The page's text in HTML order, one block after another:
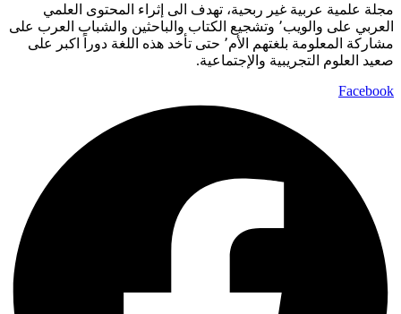
مجلة علمية عربية غير ربحية، تهدف الى إثراء المحتوى العلمي
العربي على والويب٬ وتشجيع الكتاب والباحثين والشباب العرب على
مشاركة المعلومة بلغتهم الأم٬ حتى تأخد هذه اللغة دوراً اكبر على
صعيد العلوم التجريبية والإجتماعية.
Facebook